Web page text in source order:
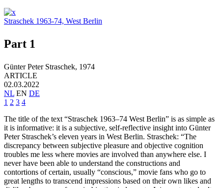
Straschek 1963-74, West Berlin
Part 1
Günter Peter Straschek, 1974
ARTICLE
02.03.2022
NL EN DE
1 2 3 4
The title of the text “Straschek 1963–74 West Berlin” is as simple as
it is informative: it is a subjective, self-reflective insight into Günter
Peter Straschek’s eleven years in West Berlin. Straschek: “The
discrepancy between subjective pleasure and objective cognition
troubles me less where movies are involved than anywhere else. I
never have been able to understand the constructions and
contortions of certain, usually “conscious,” movie fans who go to
great lengths to transcend impressions based on their own likes and